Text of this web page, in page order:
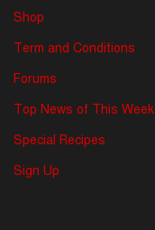
Shop
Term and Conditions
Forums
Top News of This Week
Special Recipes
Sign Up